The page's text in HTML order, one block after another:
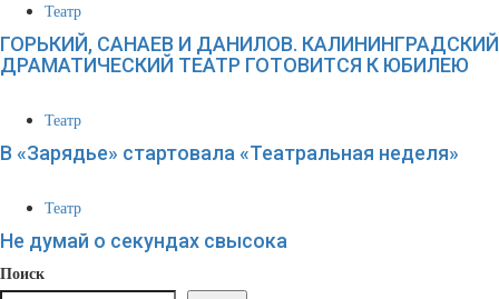
Театр
ГОРЬКИЙ, САНАЕВ И ДАНИЛОВ. КАЛИНИНГРАДСКИЙ
ДРАМАТИЧЕСКИЙ ТЕАТР ГОТОВИТСЯ К ЮБИЛЕЮ
Театр
В «Зарядье» стартовала «Театральная неделя»
Театр
Не думай о секундах свысока
Поиск